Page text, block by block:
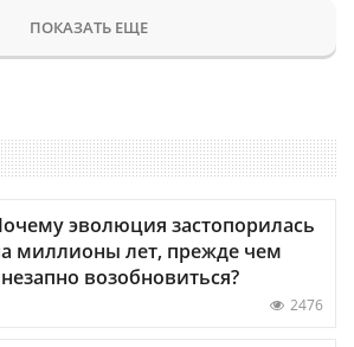
ПОКАЗАТЬ ЕЩЕ
эволюция застопорилась
миллионы лет, прежде чем
возобновиться?
2476